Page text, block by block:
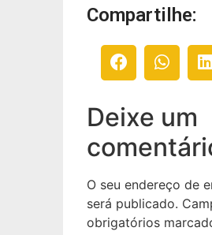
Compartilhe:
Deixe um
O seu endereço de
será publicado.
obrigatórios